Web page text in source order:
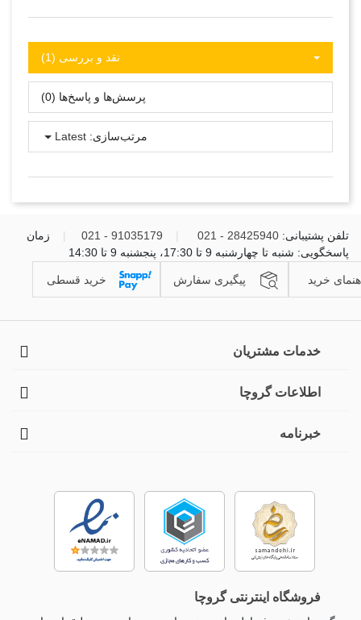
نقد و بررسی‌‌ (1)
پرسش‌ها و پاسخ‌ها (0)
مرتب‌سازی: Latest
تلفن پشتیبانی: 28425940 - 021
91035179 - 021
زمان
پاسخگویی: شنبه تا چهارشنبه 9 تا 17:30، پنجشنبه 9 تا 14:30
خرید پیگیری سفارش خرید قسطی
خدمات مشتریان
اطلاعات گروچا
خبرنامه
فروشگاه اینترنتی گروچا